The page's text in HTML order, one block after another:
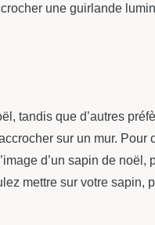
une guirlande
tandis que d’autres
sur un mur. Pour
d’un sapin de noël,
mettre sur votre sapin,